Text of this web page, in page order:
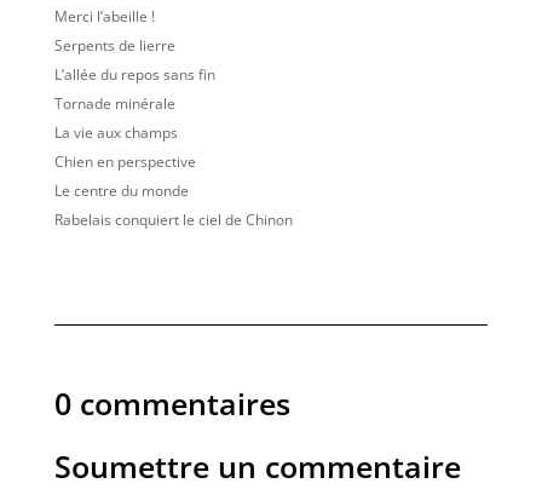
Merci l’abeille !
Serpents de lierre
L’allée du repos sans fin
Tornade minérale
La vie aux champs
Chien en perspective
Le centre du monde
Rabelais conquiert le ciel de Chinon
0 commentaires
Soumettre un commentaire